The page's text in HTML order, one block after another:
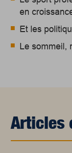
en
Et les
Le sommeil,
Articles